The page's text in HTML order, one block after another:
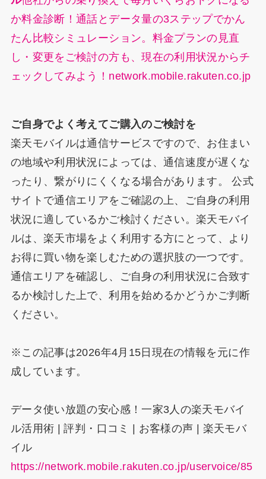
か料金診断！通話とデータ量の3ステップでかん
たん比較シミュレーション。料金プランの見直
し・変更をご検討の方も、現在の利用状況からチ
ェックしてみよう！network.mobile.rakuten.co.jp
ご自身でよく考えてご購入のご検討を
楽天モバイルは通信サービスですので、お住まい
の地域や利用状況によっては、通信速度が遅くな
ったり、繋がりにくくなる場合があります。 公式
サイトで通信エリアをご確認の上、ご自身の利用
状況に適しているかご検討ください。楽天モバイ
ルは、楽天市場をよく利用する方にとって、より
お得に買い物を楽しむための選択肢の一つです。
通信エリアを確認し、ご自身の利用状況に合致す
るか検討した上で、利用を始めるかどうかご判断
ください。
※この記事は2026年4月15日現在の情報を元に作
成しています。
データ使い放題の安心感！一家3人の楽天モバイ
ル活用術 | 評判・口コミ | お客様の声 | 楽天モバ
イル
https://network.mobile.rakuten.co.jp/uservoice/85